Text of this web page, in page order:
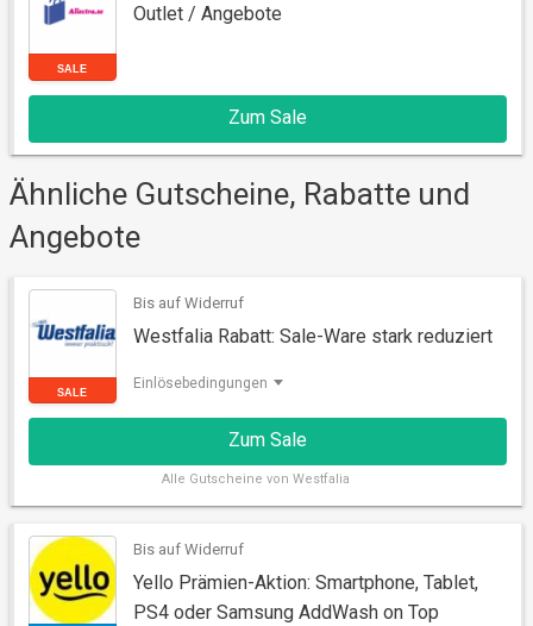
SALE
Outlet / Angebote
Zum Sale
Ähnliche Gutscheine, Rabatte und
Angebote
SALE
Bis auf Widerruf
Westfalia Rabatt: Sale-Ware stark reduziert
Einlösebedingungen
Zum Sale
Alle Gutscheine von Westfalia
Bis auf Widerruf
Yello Prämien-Aktion: Smartphone, Tablet,
PS4 oder Samsung AddWash on Top